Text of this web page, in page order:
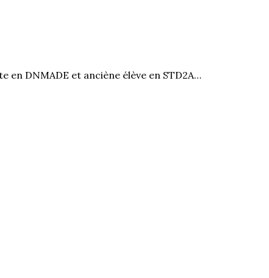
DNMADE et anciène élève en STD2A…